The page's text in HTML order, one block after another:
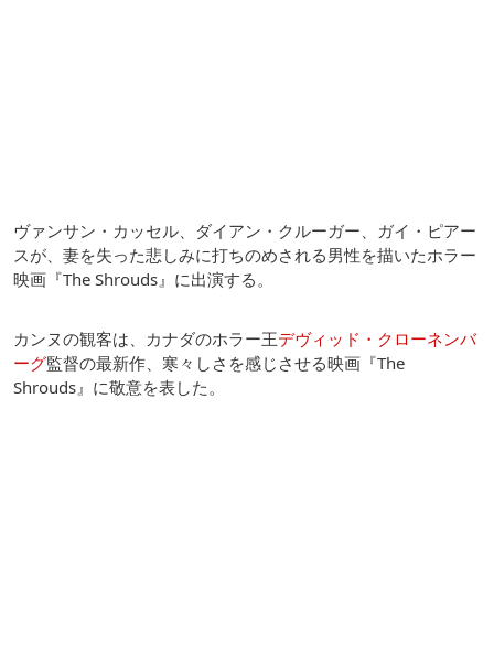
ヴァンサン・カッセル、ダイアン・クルーガー、ガイ・ピアー
スが、妻を失った悲しみに打ちのめされる男性を描いたホラー
映画『The Shrouds』に出演する。
カンヌの観客は、カナダのホラー王デヴィッド・クローネンバ
ーグ監督の最新作、寒々しさを感じさせる映画『The
Shrouds』に敬意を表した。